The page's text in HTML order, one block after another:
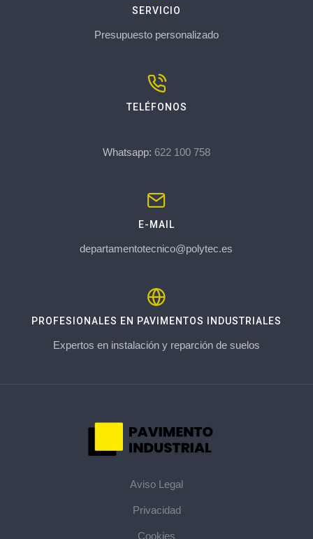
SERVICIO
Presupuesto personalizado
TELÉFONOS
Whatsapp: 622 100 758
E-MAIL
departamentotecnico@polytec.es
PROFESIONALES EN PAVIMENTOS INDUSTRIALES
Expertos en instalación y reparción de suelos
Aviso Legal
Privacidad
Cookies